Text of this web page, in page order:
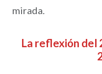
mirada.
La reflexión del